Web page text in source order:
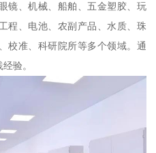
镜、机械、船舶、五金塑胶、玩
程、电池、农副产品、水质、珠
校准、科研院所等多个领域。通
验。